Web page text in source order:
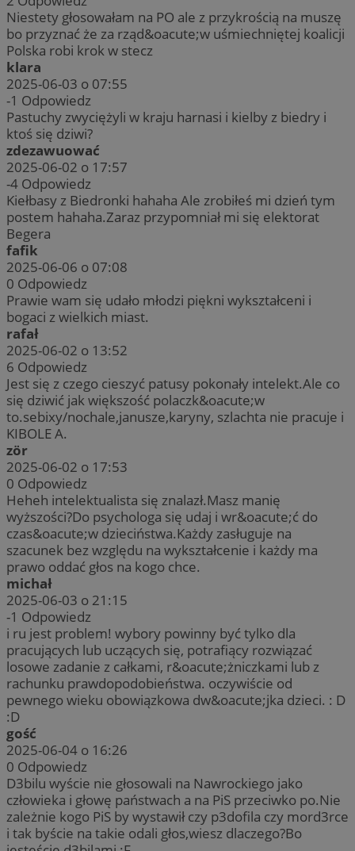
Niestety głosowałam na PO ale z przykrością na muszę
bo przyznać że za rząd&oacute;w uśmiechniętej koalicji
Polska robi krok w stecz
klara
2025-06-03 o 07:55
-1 Odpowiedz
Pastuchy zwyciężyli w kraju harnasi i kielby z biedry i
ktoś się dziwi?
zdezawuować
2025-06-02 o 17:57
-4 Odpowiedz
Kiełbasy z Biedronki hahaha Ale zrobiłeś mi dzień tym
postem hahaha.Zaraz przypomniał mi się elektorat
Begera
fafik
2025-06-06 o 07:08
0 Odpowiedz
Prawie wam się udało młodzi piękni wykształceni i
bogaci z wielkich miast.
rafał
2025-06-02 o 13:52
6 Odpowiedz
Jest się z czego cieszyć patusy pokonały intelekt.Ale co
się dziwić jak większość polaczk&oacute;w
to.sebixy/nochale,janusze,karyny, szlachta nie pracuje i
KIBOLE A.
zör
2025-06-02 o 17:53
0 Odpowiedz
Heheh intelektualista się znalazł.Masz manię
wyższości?Do psychologa się udaj i wr&oacute;ć do
czas&oacute;w dzieciństwa.Każdy zasługuje na
szacunek bez względu na wykształcenie i każdy ma
prawo oddać głos na kogo chce.
michał
2025-06-03 o 21:15
-1 Odpowiedz
i ru jest problem! wybory powinny być tylko dla
pracujących lub uczących się, potrafiący rozwiązać
losowe zadanie z całkami, r&oacute;żniczkami lub z
rachunku prawdopodobieństwa. oczywiście od
pewnego wieku obowiązkowa dw&oacute;jka dzieci. : D
:D
gość
2025-06-04 o 16:26
0 Odpowiedz
D3bilu wyście nie głosowali na Nawrockiego jako
człowieka i głowę państwach a na PiS przeciwko po.Nie
zależnie kogo PiS by wystawił czy p3dofila czy mord3rce
i tak byście na takie odali głos,wiesz dlaczego?Bo